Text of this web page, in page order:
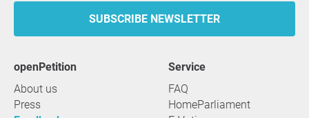
SUBSCRIBE NEWSLETTER
openPetition
About us
Press
service
FAQ
HomeParliament